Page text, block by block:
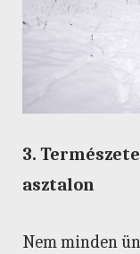
3.
asztalon
Nem minden